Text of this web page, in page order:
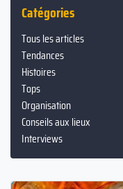
Catégories
Tous les articles
Tendances
Histoires
Tops
Organisation
Conseils aux lieux
Interviews